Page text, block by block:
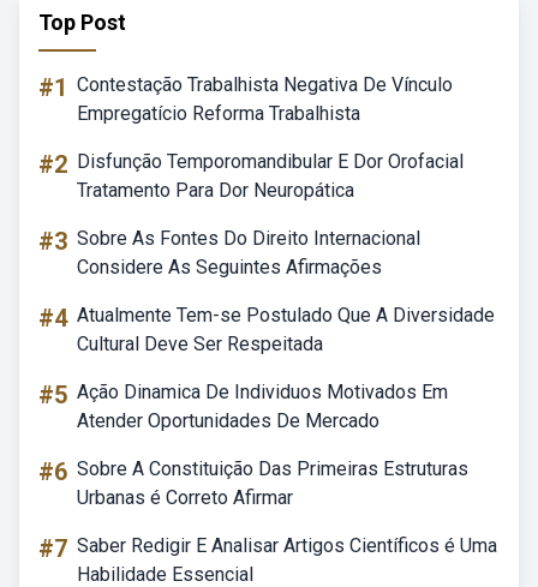
Top Post
#1 Contestação Trabalhista Negativa De Vínculo
Empregatício Reforma Trabalhista
#2 Disfunção Temporomandibular E Dor Orofacial
Tratamento Para Dor Neuropática
#3 Sobre As Fontes Do Direito Internacional
Considere As Seguintes Afirmações
#4 Atualmente Tem-se Postulado Que A Diversidade
Cultural Deve Ser Respeitada
#5 Ação Dinamica De Individuos Motivados Em
Atender Oportunidades De Mercado
#6 Sobre A Constituição Das Primeiras Estruturas
Urbanas é Correto Afirmar
#7 Saber Redigir E Analisar Artigos Científicos é Uma
Habilidade Essencial